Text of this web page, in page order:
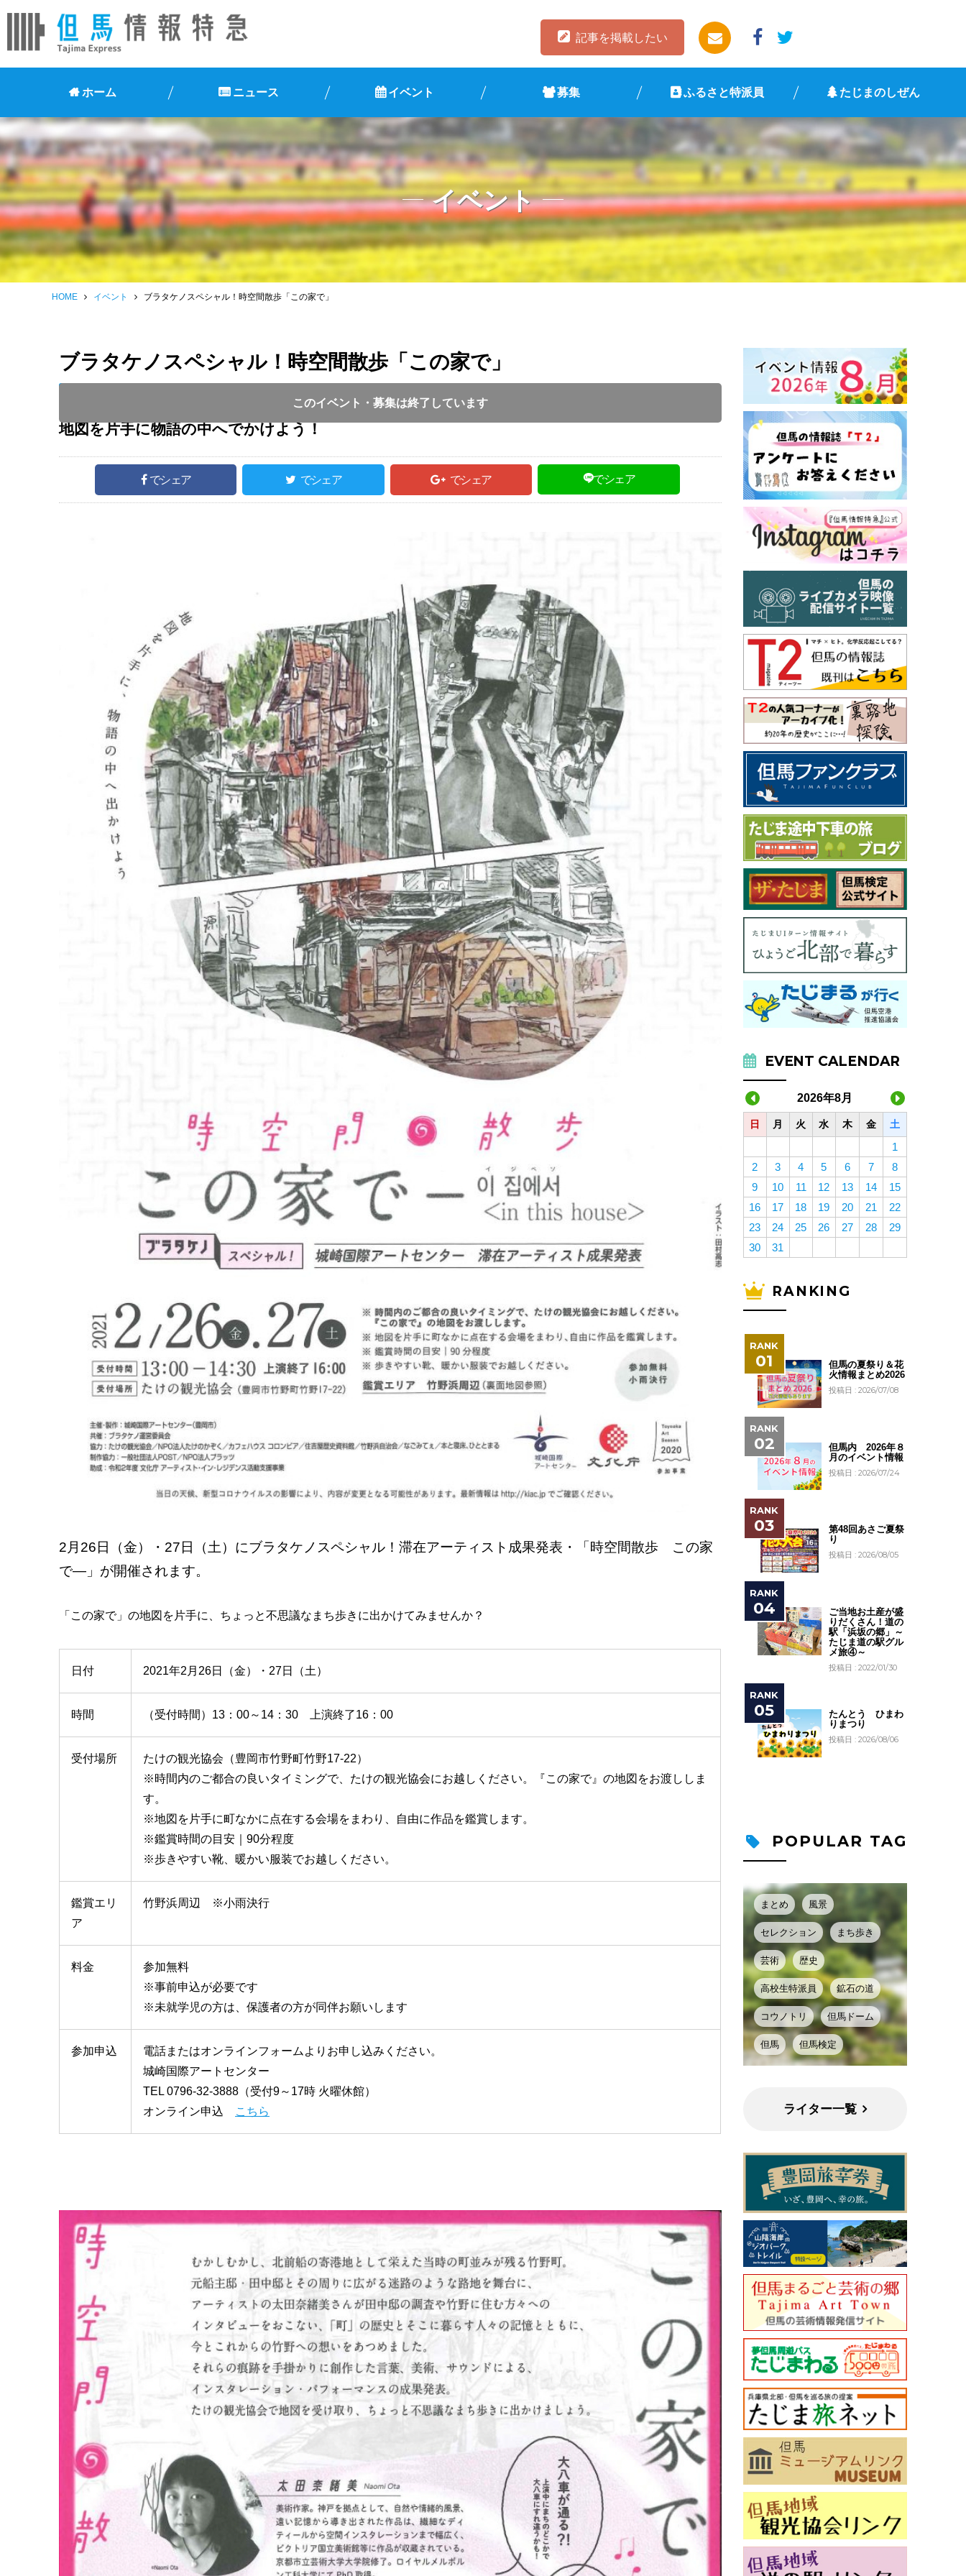
記事を掲載したい
ホーム ニュース イベント 募集 ふるさと特派員 たじまのしぜん
イベント
HOME イベント ブラタケノスペシャル！時空間散歩「この家で」
ブラタケノスペシャル！時空間散歩「この家で」
このイベント・募集は終了しています
開催時間 : 13:00 ～ 16:00
地図を片手に物語の中へでかけよう！
でシェア でシェア でシェア でシェア
2月26日（金）・27日（土）にブラタケノスペシャル！滞在アーティスト成果発表・「時空間散歩 この家
で―」が開催されます。
「この家で」の地図を片手に、ちょっと不思議なまち歩きに出かけてみませんか？
日付 2021年2月26日（金）・27日（土）
時間 （受付時間）13：00～14：30 上演終了16：00
受付場所
たけの観光協会（豊岡市竹野町竹野17-22）
※時間内のご都合の良いタイミングで、たけの観光協会にお越しください。『この家で』の地図をお渡ししま
す。
※地図を片手に町なかに点在する会場をまわり、自由に作品を鑑賞します。
※鑑賞時間の目安｜90分程度
※歩きやすい靴、暖かい服装でお越しください。
鑑賞エリ
ア
竹野浜周辺 ※小雨決行
料金
参加無料
※事前申込が必要です
※未就学児の方は、保護者の方が同伴お願いします
参加申込
電話またはオンラインフォームよりお申し込みください。
城崎国際アートセンター
TEL 0796-32-3888（受付9～17時 火曜休館）
オンライン申込
こちら
EVENT CALENDAR
2026年8月
日 月 火 水 木 金 土
1
2
3 4 5 6 7
8
9
10 11 12 13 14
15
16
17 18 19 20 21
22
23
24 25 26 27 28
29
30
31
RANKING
但馬の夏祭り＆花
火情報まとめ2026
投稿日 : 2026/07/08
但馬内 2026年８
月のイベント情報
投稿日 : 2026/07/24
第48回あさご夏祭
り
投稿日 : 2026/08/05
ご当地お土産が盛
りだくさん！道の
駅「浜坂の郷」～
たじま道の駅グル
メ旅④～
投稿日 : 2022/01/30
たんとう ひまわ
りまつり
投稿日 : 2026/08/06
POPULAR TAG
まとめ 風景
セレクション まち歩き
芸術 歴史
高校生特派員 鉱石の道
コウノトリ 但馬ドーム
但馬 但馬検定
ライター一覧